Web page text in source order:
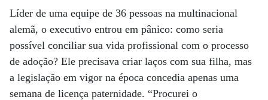
Líder de uma equipe de 36 pessoas na multinacional
alemã, o executivo entrou em pânico: como seria
possível conciliar sua vida profissional com o processo
de adoção? Ele precisava criar laços com sua filha, mas
a legislação em vigor na época concedia apenas uma
semana de licença paternidade. “Procurei o